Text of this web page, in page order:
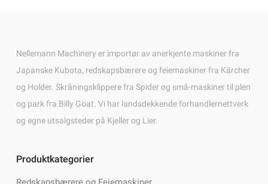
Nellemann Machinery er importør av anerkjente maskiner fra
Japanske Kubota, redskapsbærere og feiemaskiner fra Kärcher
og Holder. Skråningsklippere fra Spider og små-maskiner til plen
og park fra Billy Goat. Vi har landsdekkende forhandlernettverk
og egne utsalgsteder på Kjeller og Lier.
Produktkategorier